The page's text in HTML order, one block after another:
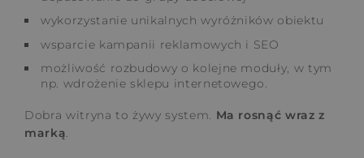
wykorzystanie unikalnych wyróżników obiektu
wsparcie kampanii reklamowych i SEO
możliwość rozbudowy o kolejne moduły, w tym
np. wdrożenie sklepu internetowego.
Dobra witryna to żywy system. Ma rosnąć wraz z
marką.